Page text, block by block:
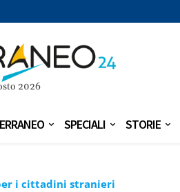
2026
SPECIALI STORIE
i cittadini stranieri